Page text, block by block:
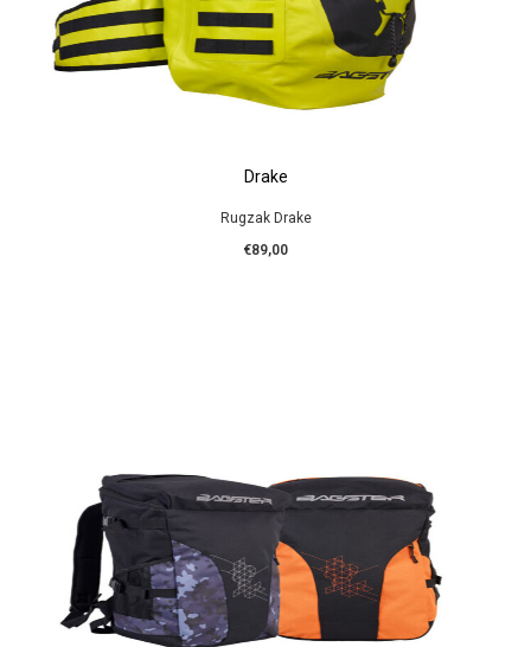
Drake
Rugzak Drake
€89,00